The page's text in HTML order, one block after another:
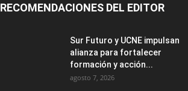
RECOMENDACIONES DEL EDITOR
Sur Futuro y UCNE impulsan
alianza para fortalecer
formación y acción...
agosto 7, 2026